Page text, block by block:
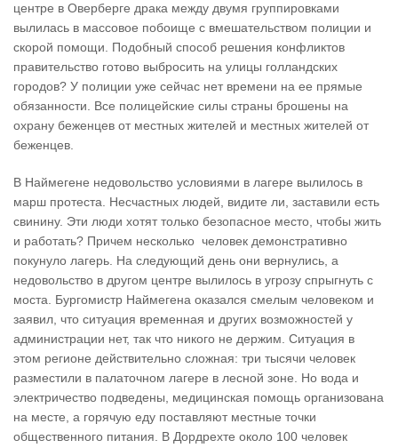
центре в Оверберге драка между двумя группировками
вылилась в массовое побоище с вмешательством полиции и
скорой помощи. Подобный способ решения конфликтов
правительство готово выбросить на улицы голландских
городов? У полиции уже сейчас нет времени на ее прямые
обязанности. Все полицейские силы страны брошены на
охрану беженцев от местных жителей и местных жителей от
беженцев.
В Наймегене недовольство условиями в лагере вылилось в
марш протеста. Несчастных людей, видите ли, заставили есть
свинину. Эти люди хотят только безопасное место, чтобы жить
и работать? Причем несколько человек демонстративно
покунуло лагерь. На следующий день они вернулись, а
недовольство в другом центре вылилось в угрозу спрыгнуть с
моста. Бургомистр Наймегена оказался смелым человеком и
заявил, что ситуация временная и других возможностей у
администрации нет, так что никого не держим. Ситуация в
этом регионе действительно сложная: три тысячи человек
разместили в палаточном лагере в лесной зоне. Но вода и
электричество подведены, медицинская помощь организована
на месте, а горячую еду поставляют местные точки
общественного питания. В Дордрехте около 100 человек